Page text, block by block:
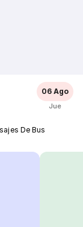
06 Ago
Jue
De Bus